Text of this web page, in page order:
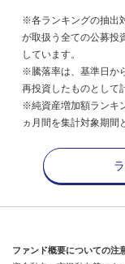
※各ランキングの抽出
が取扱う全ての公募投
しています。
※騰落率は、基準日か
再投資したものとして
※純資産増加額ランキ
ヵ月間を集計対象期間
ファンド概要についての注